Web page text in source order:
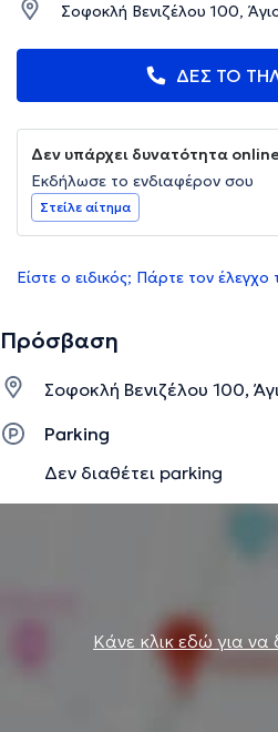
Σοφοκλή Βενιζέλου 100,
ΔΕΣ ΤΟ
Δεν υπάρχει δυνατότητα
Εκδήλωσε το ενδιαφέρον σου
Στείλε αίτημα
Είστε ο ειδικός; Πάρτε τον
Πρόσβαση
Σοφοκλή Βενιζέλου 100,
Parking
Δεν διαθέτει parking
Κάνε κλικ εδώ για να